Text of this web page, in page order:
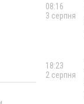
08:16
3 серпня
18:23
2 серпня